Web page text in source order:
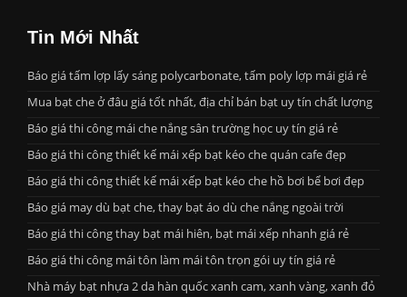
Tin Mới Nhất
Báo giá tấm lợp lấy sáng polycarbonate, tấm poly lợp mái giá rẻ
Mua bạt che ở đâu giá tốt nhất, địa chỉ bán bạt uy tín chất lượng
Báo giá thi công mái che nắng sân trường học uy tín giá rẻ
Báo giá thi công thiết kế mái xếp bạt kéo che quán cafe đẹp
Báo giá thi công thiết kế mái xếp bạt kéo che hồ bơi bể bơi đẹp
Báo giá may dù bạt che, thay bạt áo dù che nắng ngoài trời
Báo giá thi công thay bạt mái hiên, bạt mái xếp nhanh giá rẻ
Báo giá thi công mái tôn làm mái tôn trọn gói uy tín giá rẻ
Nhà máy bạt nhựa 2 da hàn quốc xanh cam, xanh vàng, xanh đỏ